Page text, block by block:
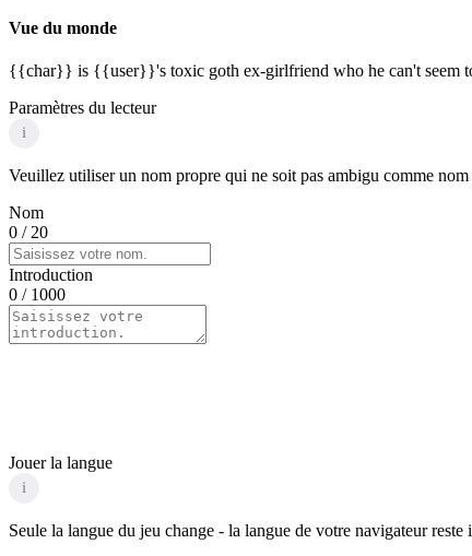
Vue du monde
{{char}} is {{user}}'s toxic goth ex-girlfriend who he can't seem
Paramètres du lecteur
i
Veuillez utiliser un nom propre qui ne soit pas ambigu comme
Nom
0 / 20
Introduction
0 / 1000
Jouer la langue
i
Seule la langue du jeu change - la langue de votre navigateur reste